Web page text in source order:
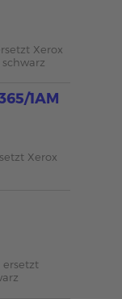
Xerox
1AM
Xerox